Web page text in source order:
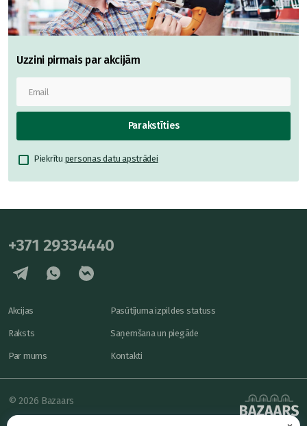
Uzzini pirmais par akcijām
Parakstīties
Piekrītu personas datu apstrādei
+371 29334440
Akcijas
Raksts
Par mums
Pasūtījuma izpildes statuss
Saņemšana un piegāde
Kontakti
© 2026 Bazaars